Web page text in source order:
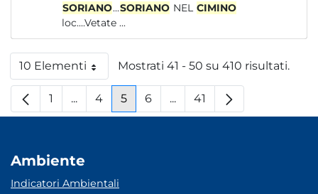
SORIANO...SORIANO NEL CIMINO
loc....Vetate ...
10 ElementiPer paginaMostrati 41 - 50 su 410 risultati.
Pagina
1 ...Pagine intermedie
Pagina
4 Pagina
5 Pagina
6 ...Pagine intermedie
Pagina
41
Ambiente
Indicatori Ambientali